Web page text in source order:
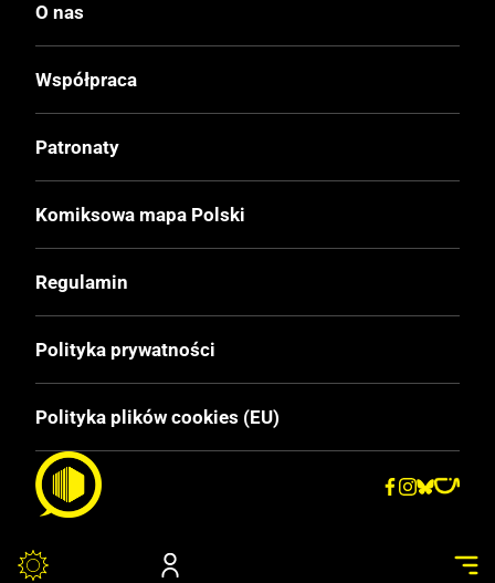
O nas
Współpraca
Patronaty
Komiksowa mapa Polski
Regulamin
Polityka prywatności
Polityka plików cookies (EU)